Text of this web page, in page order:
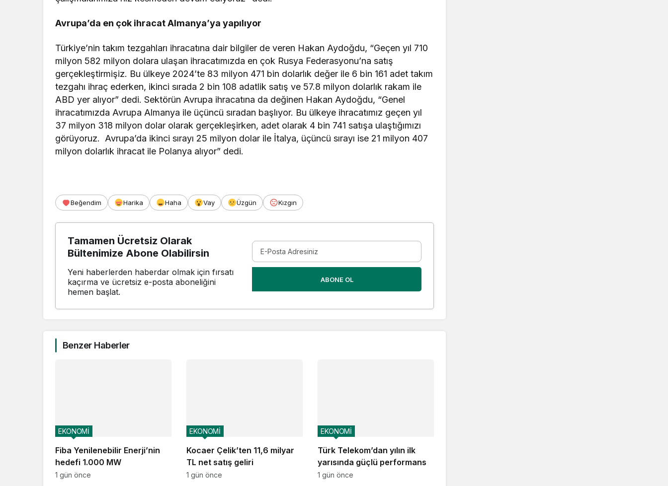
Avrupa’da en çok ihracat Almanya’ya yapılıyor
Türkiye’nin takım tezgahları ihracatına dair bilgiler de veren Hakan Aydoğdu, “Geçen yıl 710
milyon 582 milyon dolara ulaşan ihracatımızda en çok Rusya Federasyonu’na satış
gerçekleştirmişiz. Bu ülkeye 2024’te 83 milyon 471 bin dolarlık değer ile 6 bin 161 adet takım
tezgahı ihraç ederken, ikinci sırada 2 bin 108 adatlik satış ve 57.8 milyon dolarlık rakam ile
ABD yer alıyor” dedi. Sektörün Avrupa ihracatına da değinen Hakan Aydoğdu, “Genel
ihracatımızda Avrupa Almanya ile üçüncü sıradan başlıyor. Bu ülkeye ihracatımız geçen yıl
37 milyon 318 milyon dolar olarak gerçekleşirken, adet olarak 4 bin 741 satışa ulaştığımızı
görüyoruz. Avrupa’da ikinci sırayı 25 milyon dolar ile İtalya, üçüncü sırayı ise 21 milyon 407
milyon dolarlık ihracat ile Polanya alıyor” dedi.
Beğendim Harika Haha Vay Üzgün Kızgın
Tamamen Ücretsiz Olarak
Bültenimize Abone Olabilirsin
Yeni haberlerden haberdar olmak için fırsatı
kaçırma ve ücretsiz e-posta aboneliğini
hemen başlat.
ABONE OL
Benzer Haberler
Fiba Yenilenebilir Enerji’nin
hedefi 1.000 MW
EKONOMİ
1 gün önce
Kocaer Çelik’ten 11,6 milyar
TL net satış geliri
EKONOMİ
1 gün önce
Türk Telekom’dan yılın ilk
yarısında güçlü performans
EKONOMİ
1 gün önce